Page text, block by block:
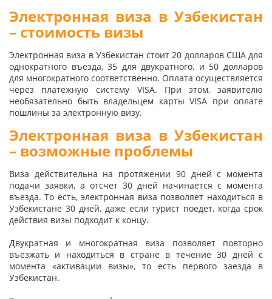
Электронная виза в Узбекистан
– стоимость визы
Электронная виза в Узбекистан стоит 20 долларов США для
однократного въезда, 35 для двукратного, и 50 долларов
для многократного соответственно. Оплата осуществляется
через платежную систему VISA. При этом, заявителю
необязательно быть владельцем карты VISA при оплате
пошлины за электронную визу.
Электронная виза в Узбекистан
– возможные проблемы
Виза действительна на протяжении 90 дней с момента
подачи заявки, а отсчет 30 дней начинается с момента
въезда. То есть, электронная виза позволяет находиться в
Узбекистане 30 дней, даже если турист поедет, когда срок
действия визы подходит к концу.
Двукратная и многократная виза позволяет повторно
въезжать и находиться в стране в течение 30 дней с
момента «активации визы», то есть первого заезда в
Узбекистан.